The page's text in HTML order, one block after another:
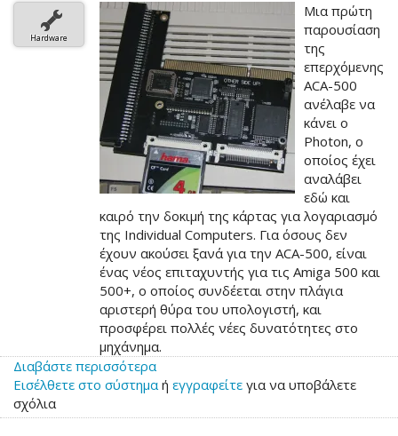
Hardware
Μια πρώτη
παρουσίαση
της
επερχόμενης
ACA-500
ανέλαβε να
κάνει ο
Photon, ο
οποίος έχει
αναλάβει
εδώ και
καιρό την δοκιμή της κάρτας για λογαριασμό
της Individual Computers. Για όσους δεν
έχουν ακούσει ξανά για την ACA-500, είναι
ένας νέος επιταχυντής για τις Amiga 500 και
500+, ο οποίος συνδέεται στην πλάγια
αριστερή θύρα του υπολογιστή, και
προσφέρει πολλές νέες δυνατότητες στο
μηχάνημα.
Διαβάστε περισσότερα
το
πρώτο
Εισέλθετε στο σύστημα ή εγγραφείτε για να υποβάλετε
σχόλια